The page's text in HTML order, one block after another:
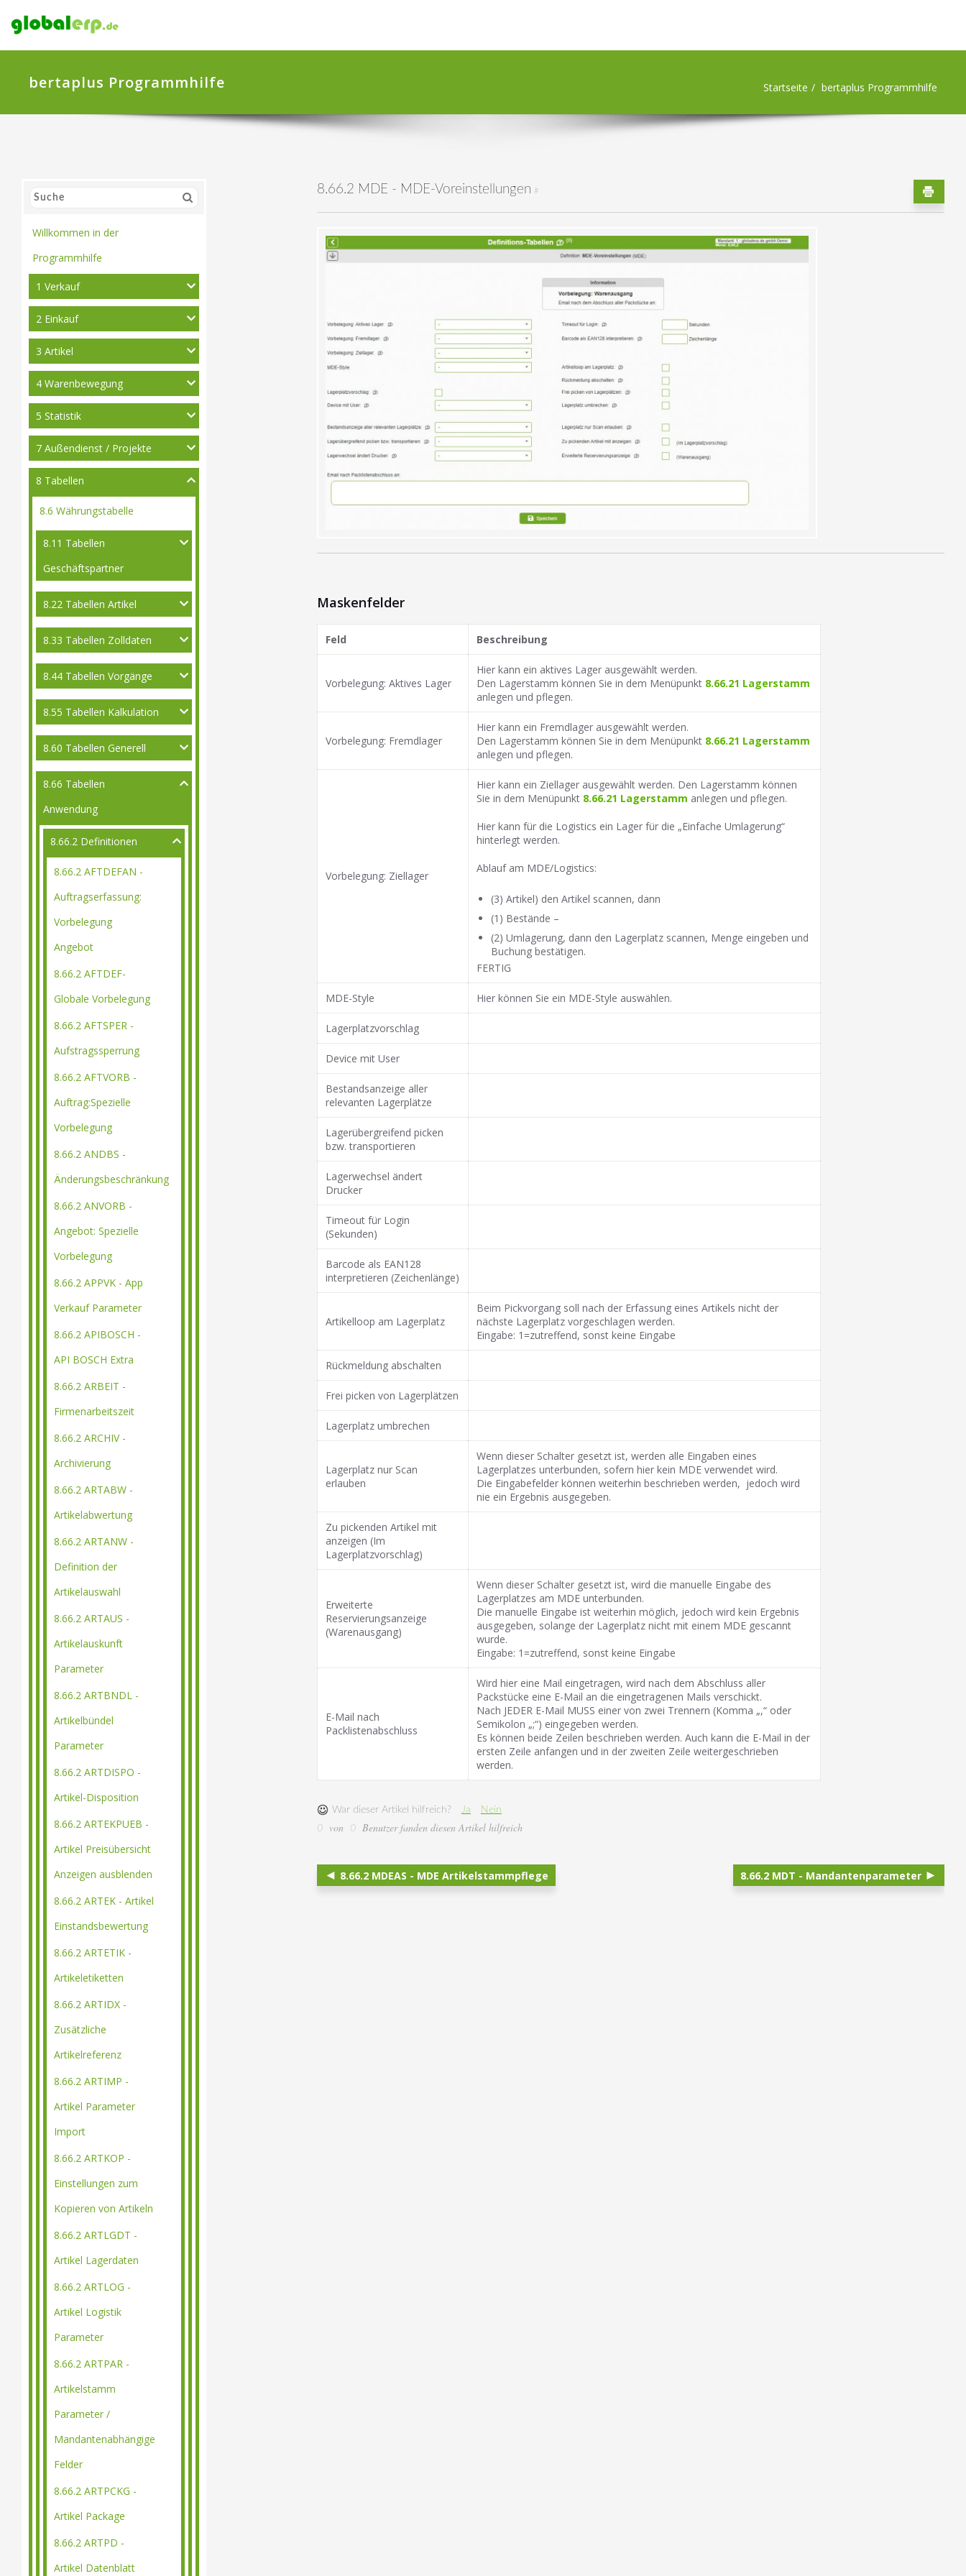
bertaplus Programmhilfe Startseite bertaplus Programmhilfe
Willkommen in der
Programmhilfe
1 Verkauf
2 Einkauf
3 Artikel
4 Warenbewegung
5 Statistik
7 Außendienst / Projekte
8 Tabellen
8.6 Währungstabelle
8.11 Tabellen
Geschäftspartner
8.22 Tabellen Artikel
8.33 Tabellen Zolldaten
8.44 Tabellen Vorgänge
8.55 Tabellen Kalkulation
8.60 Tabellen Generell
8.66 Tabellen
Anwendung
8.66.2 Definitionen
8.66.2 AFTDEFAN -
Auftragserfassung:
Vorbelegung
Angebot
8.66.2 AFTDEF-
Globale Vorbelegung
8.66.2 AFTSPER -
Aufstragssperrung
8.66.2 AFTVORB -
Auftrag:Spezielle
Vorbelegung
8.66.2 ANDBS -
Änderungsbeschränkung
8.66.2 ANVORB -
Angebot: Spezielle
Vorbelegung
8.66.2 APPVK - App
Verkauf Parameter
8.66.2 APIBOSCH -
API BOSCH Extra
8.66.2 ARBEIT -
Firmenarbeitszeit
8.66.2 ARCHIV -
Archivierung
8.66.2 ARTABW -
Artikelabwertung
8.66.2 ARTANW -
Definition der
Artikelauswahl
8.66.2 ARTAUS -
Artikelauskunft
Parameter
8.66.2 ARTBNDL -
Artikelbündel
Parameter
8.66.2 ARTDISPO -
Artikel-Disposition
8.66.2 ARTEKPUEB -
Artikel Preisübersicht
Anzeigen ausblenden
8.66.2 ARTEK - Artikel
Einstandsbewertung
8.66.2 ARTETIK -
Artikeletiketten
8.66.2 ARTIDX -
Zusätzliche
Artikelreferenz
8.66.2 ARTIMP -
Artikel Parameter
Import
8.66.2 ARTKOP -
Einstellungen zum
Kopieren von Artikeln
8.66.2 ARTLGDT -
Artikel Lagerdaten
8.66.2 ARTLOG -
Artikel Logistik
Parameter
8.66.2 ARTPAR -
Artikelstamm
Parameter /
Mandantenabhängige
Felder
8.66.2 ARTPCKG -
Artikel Package
8.66.2 ARTPD -
Artikel Datenblatt
8.66.2 MDE - MDE-Voreinstellungen #
Maskenfelder
Feld Beschreibung
Vorbelegung: Aktives Lager
Hier kann ein aktives Lager ausgewählt werden.
Den Lagerstamm können Sie in dem Menüpunkt 8.66.21 Lagerstamm
anlegen und pflegen.
Vorbelegung: Fremdlager
Hier kann ein Fremdlager ausgewählt werden.
Den Lagerstamm können Sie in dem Menüpunkt 8.66.21 Lagerstamm
anlegen und pflegen.
Vorbelegung: Ziellager
Hier kann ein Ziellager ausgewählt werden. Den Lagerstamm können
Sie in dem Menüpunkt 8.66.21 Lagerstamm anlegen und pflegen.
Hier kann für die Logistics ein Lager für die „Einfache Umlagerung“
hinterlegt werden.
Ablauf am MDE/Logistics:
(3) Artikel) den Artikel scannen, dann
(1) Bestände –
(2) Umlagerung, dann den Lagerplatz scannen, Menge eingeben und
Buchung bestätigen.
FERTIG
MDE-Style Hier können Sie ein MDE-Style auswählen.
Lagerplatzvorschlag
Device mit User
Bestandsanzeige aller
relevanten Lagerplätze
Lagerübergreifend picken
bzw. transportieren
Lagerwechsel ändert
Drucker
Timeout für Login
(Sekunden)
Barcode als EAN128
interpretieren (Zeichenlänge)
Artikelloop am Lagerplatz
Beim Pickvorgang soll nach der Erfassung eines Artikels nicht der
nächste Lagerplatz vorgeschlagen werden.
Eingabe: 1=zutreffend, sonst keine Eingabe
Rückmeldung abschalten
Frei picken von Lagerplätzen
Lagerplatz umbrechen
Lagerplatz nur Scan
erlauben
Wenn dieser Schalter gesetzt ist, werden alle Eingaben eines
Lagerplatzes unterbunden, sofern hier kein MDE verwendet wird.
Die Eingabefelder können weiterhin beschrieben werden, jedoch wird
nie ein Ergebnis ausgegeben.
Zu pickenden Artikel mit
anzeigen (Im
Lagerplatzvorschlag)
Erweiterte
Reservierungsanzeige
(Warenausgang)
Wenn dieser Schalter gesetzt ist, wird die manuelle Eingabe des
Lagerplatzes am MDE unterbunden.
Die manuelle Eingabe ist weiterhin möglich, jedoch wird kein Ergebnis
ausgegeben, solange der Lagerplatz nicht mit einem MDE gescannt
wurde.
Eingabe: 1=zutreffend, sonst keine Eingabe
E-Mail nach
Packlistenabschluss
Wird hier eine Mail eingetragen, wird nach dem Abschluss aller
Packstücke eine E-Mail an die eingetragenen Mails verschickt.
Nach JEDER E-Mail MUSS einer von zwei Trennern (Komma „,“ oder
Semikolon „;“) eingegeben werden.
Es können beide Zeilen beschrieben werden. Auch kann die E-Mail in der
ersten Zeile anfangen und in der zweiten Zeile weitergeschrieben
werden.
War dieser Artikel hilfreich? Ja
Nein
0
von 0 Benutzer fanden diesen Artikel hilfreich
8.66.2 MDEAS - MDE Artikelstammpflege 8.66.2 MDT - Mandantenparameter